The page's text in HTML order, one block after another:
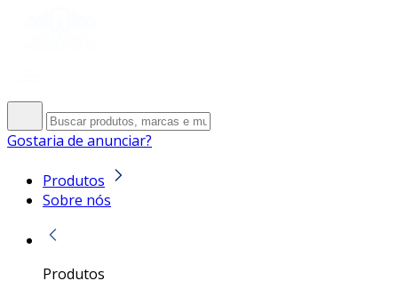
Gostaria de anunciar?
Produtos
Sobre nós
Produtos